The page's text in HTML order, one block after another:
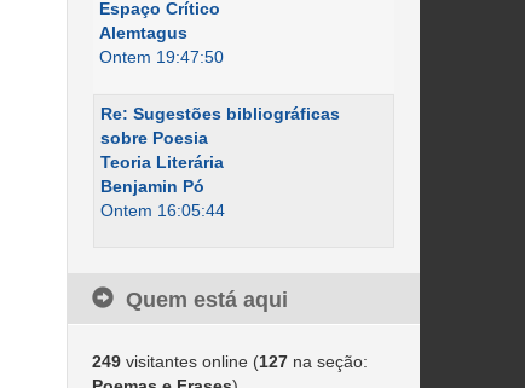
Espaço Crítico
Alemtagus
Ontem 19:47:50
Re: Sugestões bibliográficas
sobre Poesia
Teoria Literária
Benjamin Pó
Ontem 16:05:44
Quem está aqui
249visitantes online (127na seção: